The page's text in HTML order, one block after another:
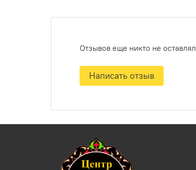
Отзывов еще никто не оставлял
Написать отзыв